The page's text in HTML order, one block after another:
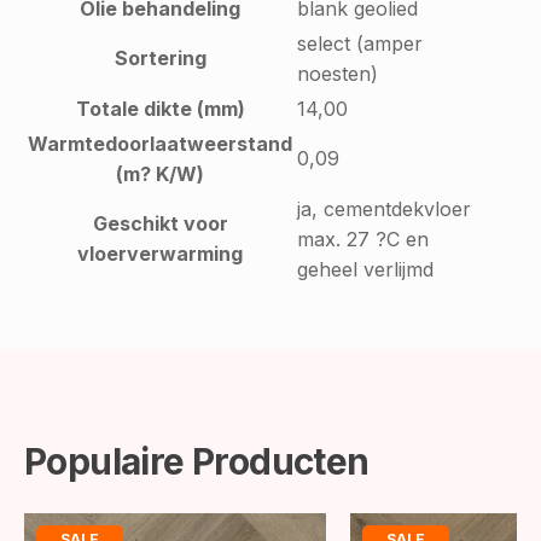
Olie behandeling blank geolied
Sortering
select (amper
noesten)
Totale dikte (mm)
14,00
Warmtedoorlaatweerstand
(m? K/W)
0,09
Geschikt voor
vloerverwarming
ja, cementdekvloer
max. 27 ?C en
geheel verlijmd
Populaire Producten